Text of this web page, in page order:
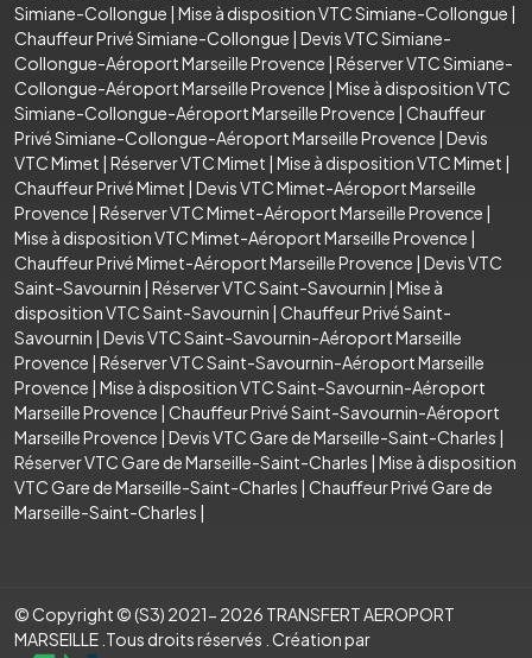
Simiane-Collongue | Mise à disposition VTC Simiane-Collongue |
Chauffeur Privé Simiane-Collongue | Devis VTC Simiane-
Collongue-Aéroport Marseille Provence | Réserver VTC Simiane-
Collongue-Aéroport Marseille Provence | Mise à disposition VTC
Simiane-Collongue-Aéroport Marseille Provence | Chauffeur
Privé Simiane-Collongue-Aéroport Marseille Provence | Devis
VTC Mimet | Réserver VTC Mimet | Mise à disposition VTC Mimet |
Chauffeur Privé Mimet | Devis VTC Mimet-Aéroport Marseille
Provence | Réserver VTC Mimet-Aéroport Marseille Provence |
Mise à disposition VTC Mimet-Aéroport Marseille Provence |
Chauffeur Privé Mimet-Aéroport Marseille Provence | Devis VTC
Saint-Savournin | Réserver VTC Saint-Savournin | Mise à
disposition VTC Saint-Savournin | Chauffeur Privé Saint-
Savournin | Devis VTC Saint-Savournin-Aéroport Marseille
Provence | Réserver VTC Saint-Savournin-Aéroport Marseille
Provence | Mise à disposition VTC Saint-Savournin-Aéroport
Marseille Provence | Chauffeur Privé Saint-Savournin-Aéroport
Marseille Provence | Devis VTC Gare de Marseille-Saint-Charles |
Réserver VTC Gare de Marseille-Saint-Charles | Mise à disposition
VTC Gare de Marseille-Saint-Charles | Chauffeur Privé Gare de
Marseille-Saint-Charles |
© Copyright © (S3) 2021- 2026 TRANSFERT AEROPORT
MARSEILLE .Tous droits réservés . Création par